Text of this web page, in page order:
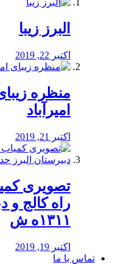
البرز زیبا
اکتبر 22, 2019
منظره‌‌
امیرآباد
اکتبر 21, 2019
️تصویری
راه كالج و
۱۳۱۱ه ش
اکتبر 19, 2019
تماس با ما